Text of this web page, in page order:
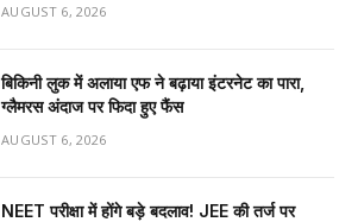
AUGUST 6, 2026
बिकिनी लुक में अलाया एफ ने बढ़ाया इंटरनेट का पारा,
ग्लैमरस अंदाज पर फिदा हुए फैंस
AUGUST 6, 2026
NEET परीक्षा में होंगे बड़े बदलाव! JEE की तर्ज पर